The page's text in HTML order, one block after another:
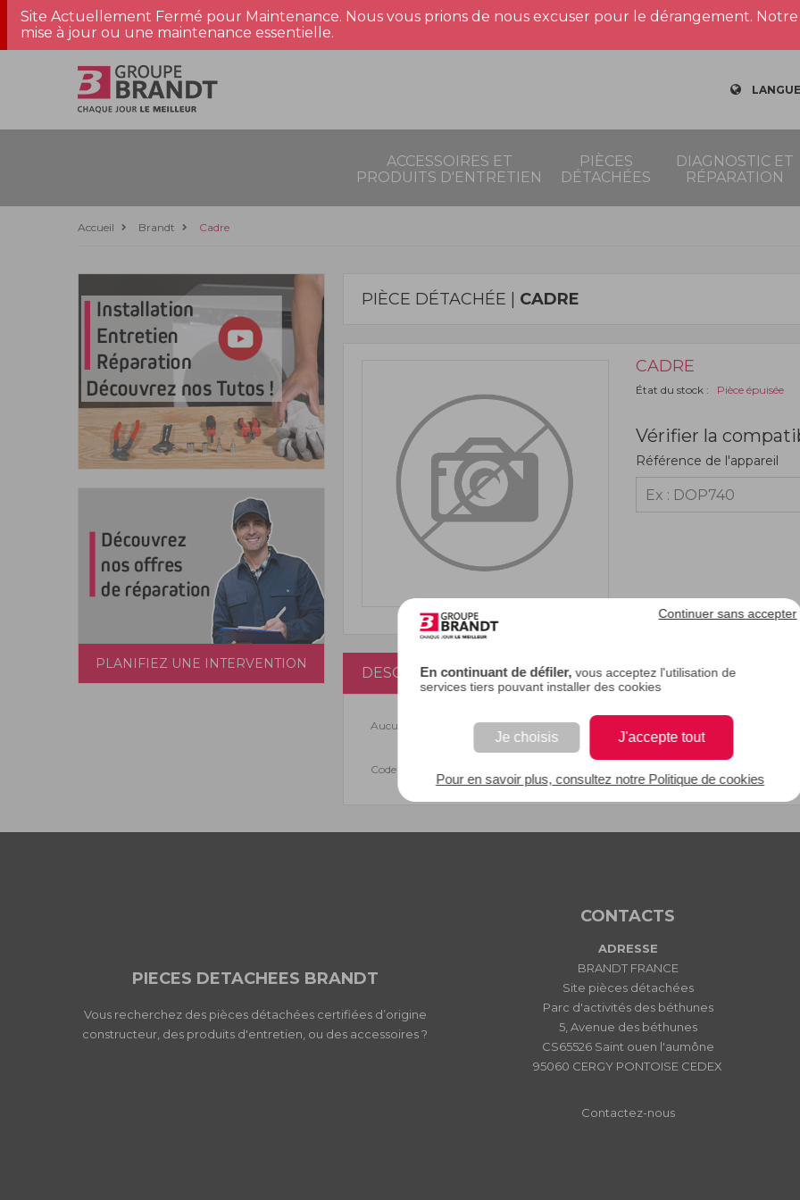
En continuant de défiler, vous acceptez l'utilisation de
services tiers pouvant installer des cookies
Je choisis J'accepte tout
Continuer sans accepter
Pour en savoir plus, consultez notre Politique de cookies
Site Actuellement Fermé pour Maintenance. Nous vous prions de nous excuser pour le dérangement.
mise à jour ou une maintenance essentielle.
ACCESSOIRES ET
PRODUITS D'ENTRETIEN
PIÈCES
DÉTACHÉES
DIAGNOSTIC ET
RÉPARATION
Accueil Brandt Cadre
PLANIFIEZ UNE INTERVENTION
PIÈCE DÉTACHÉE | CADRE
CADRE
État du stock : Pièce épuisée
Vérifier la
Référence de l'appareil
DESCRIPTION
Aucune description.
Code EAN : 3251430054461
PIECES DETACHEES BRANDT
Vous recherchez des pièces détachées certifiées d’origine
constructeur, des produits d'entretien, ou des accessoires ?
CONTACTS
ADRESSE
BRANDT FRANCE
Site pièces détachées
Parc d'activités des béthunes
5, Avenue des béthunes
CS65526 Saint ouen l'aumône
95060 CERGY PONTOISE CEDEX
Contactez-nous